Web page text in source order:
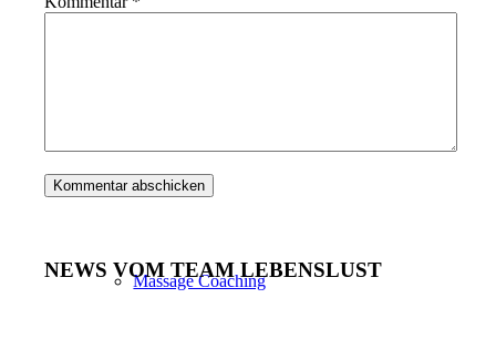
Massage Coaching
NEWS VOM TEAM LEBENSLUST